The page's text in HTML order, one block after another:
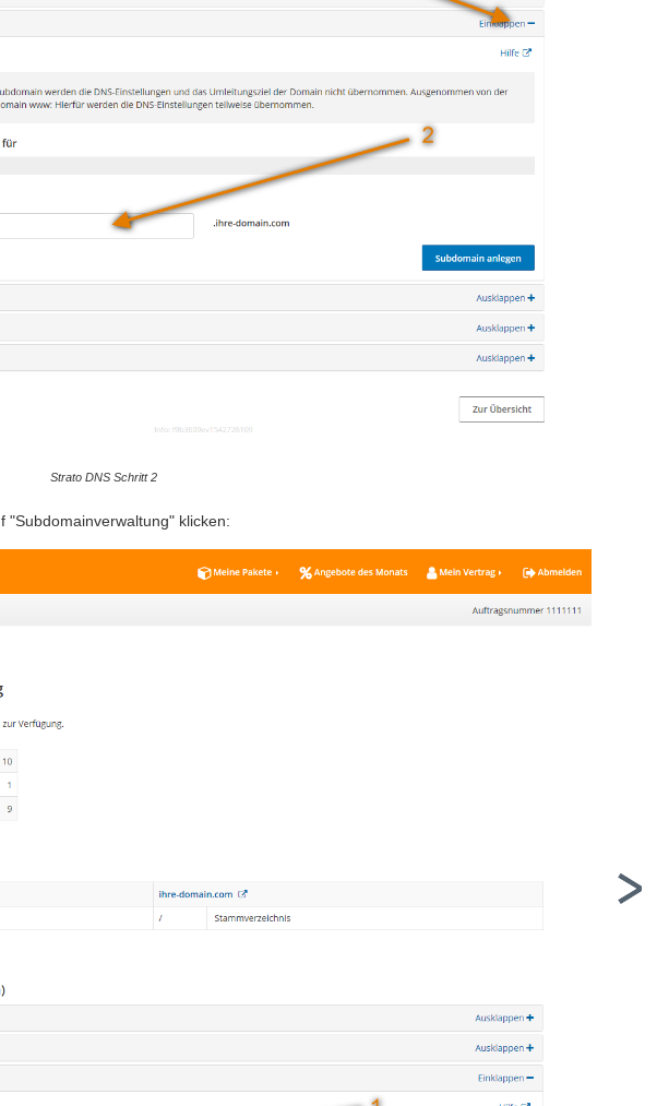
Strato DNS Schritt 2
"Subdomainverwaltung" klicken: